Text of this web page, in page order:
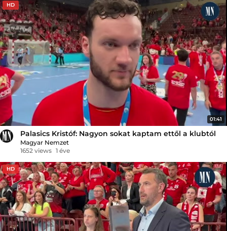
HD
01:41
Palasics Kristóf: Nagyon sokat kaptam ettől a klubtól
Magyar Nemzet
1652 views 1 éve
HD